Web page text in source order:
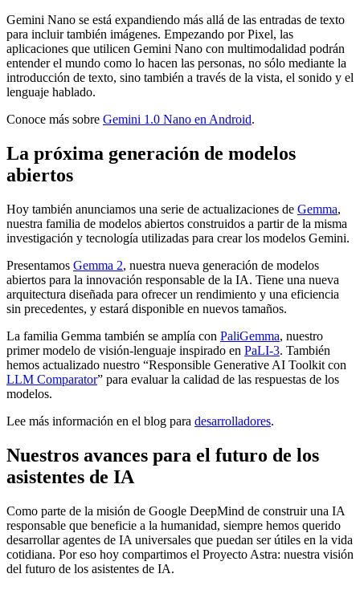
Gemini Nano se está expandiendo más allá de las entradas de texto
para incluir también imágenes. Empezando por Pixel, las
aplicaciones que utilicen Gemini Nano con multimodalidad podrán
entender el mundo como lo hacen las personas, no sólo mediante la
introducción de texto, sino también a través de la vista, el sonido y el
lenguaje hablado.
Conoce más sobre Gemini 1.0 Nano en Android.
La próxima generación de modelos
abiertos
Hoy también anunciamos una serie de actualizaciones de Gemma,
nuestra familia de modelos abiertos construidos a partir de la misma
investigación y tecnología utilizadas para crear los modelos Gemini.
Presentamos Gemma 2, nuestra nueva generación de modelos
abiertos para la innovación responsable de la IA. Tiene una nueva
arquitectura diseñada para ofrecer un rendimiento y una eficiencia
sin precedentes, y estará disponible en nuevos tamaños.
La familia Gemma también se amplía con PaliGemma, nuestro
primer modelo de visión-lenguaje inspirado en PaLI-3. También
hemos actualizado nuestro “Responsible Generative AI Toolkit con
LLM Comparator” para evaluar la calidad de las respuestas de los
modelos.
Lee más información en el blog para desarrolladores.
Nuestros avances para el futuro de los
asistentes de IA
Como parte de la misión de Google DeepMind de construir una IA
responsable que beneficie a la humanidad, siempre hemos querido
desarrollar agentes de IA universales que puedan ser útiles en la vida
cotidiana. Por eso hoy compartimos el Proyecto Astra: nuestra visión
del futuro de los asistentes de IA.